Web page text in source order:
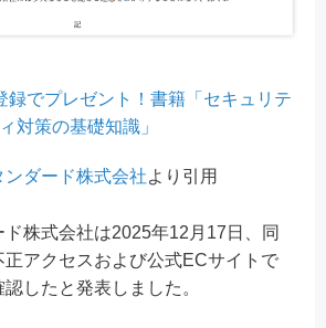
録でプレゼント！書籍「セキュリテ
ィ対策の基礎知識」
ンダード株式会社より引用
ド株式会社は2025年12月17日、同
アクセスおよび公式ECサイトで
したと発表しました。